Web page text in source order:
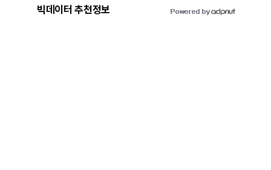
빅데이터 추천정보